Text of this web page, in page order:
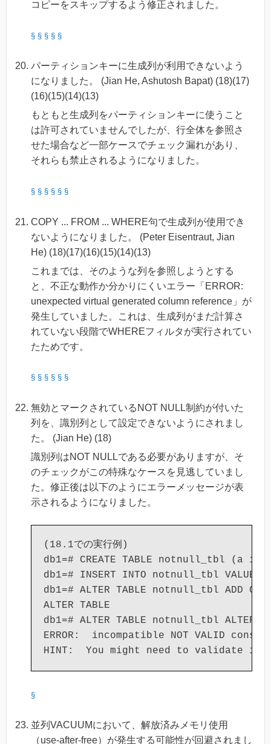
コピーをスキップするよう修正されました。
§ § § § §
パーティションキーに生成列が利用できないよう
になりました。 (Jian He, Ashutosh Bapat) (18)(17)
(16)(15)(14)(13)
もともと生成列をパーティションキーに使うこと
は許可されていませんでしたが、行全体を参照さ
せた場合など一部ケースでチェック漏れがあり、
それらも禁止されるようになりました。
§ § § § § §
COPY ... FROM ... WHERE句で生成列が使用でき
ないようになりました。 (Peter Eisentraut, Jian
He) (18)(17)(16)(15)(14)(13)
これまでは、そのような列を参照しようとする
と、不正な動作か分かりにくいエラー「ERROR:
unexpected virtual generated column reference」が
発生していました。これは、生成列がまだ計算さ
れていない段階でWHEREフィルタが実行されてい
たためです。
§ § § § § §
無効とマークされているNOT NULL制約が付いた
列を、識別列として設定できないようにされまし
た。 (Jian He) (18)
識別列はNOT NULLである必要がありますが、そ
のチェックがこの特殊なケースを見逃していまし
た。修正後は以下のようにエラーメッセージが表
示されるようになりました。
(18.1での実行例)
db1=# CREATE TABLE notnull_tbl (a
db1=# INSERT INTO notnull_tbl
db1=# ALTER TABLE notnull_tbl ADD
ALTER TABLE
db1=# ALTER TABLE notnull_tbl ALTER
ERROR:  incompatible NOT VALID
§
並列VACUUMにおいて、解放済みメモリ使用
（use-after-free）が発生する可能性が回避されまし